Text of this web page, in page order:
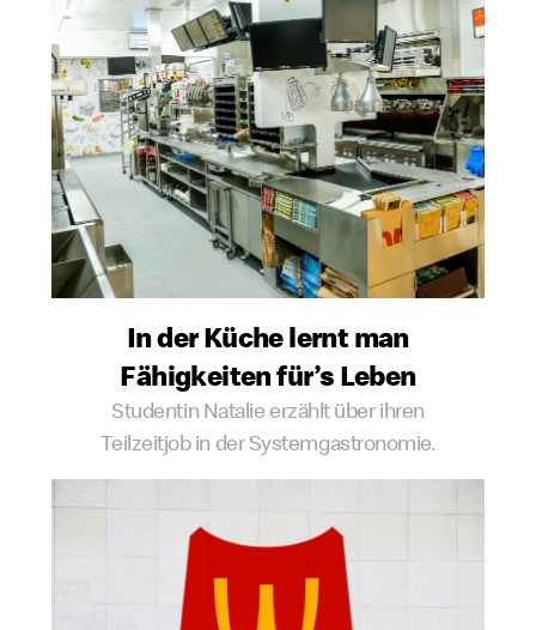
In der Küche lernt man
Fähigkeiten für’s Leben
Studentin Natalie erzählt über ihren
Teilzeitjob in der Systemgastronomie.